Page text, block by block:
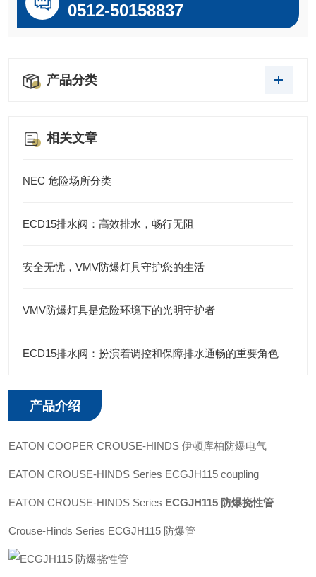
0512-50158837
产品分类
相关文章
NEC 危险场所分类
ECD15排水阀：高效排水，畅行无阻
安全无忧，VMV防爆灯具守护您的生活
VMV防爆灯具是危险环境下的光明守护者
ECD15排水阀：扮演着调控和保障排水通畅的重要角色
产品介绍
EATON COOPER CROUSE-HINDS 伊顿库柏防爆电气
EATON CROUSE-HINDS Series ECGJH115 coupling
EATON CROUSE-HINDS Series ECGJH115 防爆挠性管
Crouse-Hinds Series ECGJH115 防爆管